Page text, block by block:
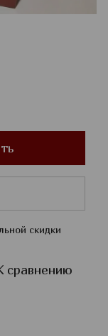
скидки
сравнению